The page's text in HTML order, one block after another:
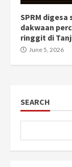
SPRM
dakwaan
ringgit di
June 5, 2026
SEARCH